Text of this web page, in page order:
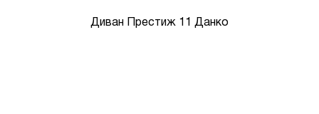
Диван Престиж 11 Данко